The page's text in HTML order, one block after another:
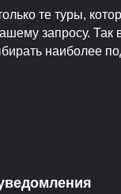
те туры,
запросу. Так
наиболее